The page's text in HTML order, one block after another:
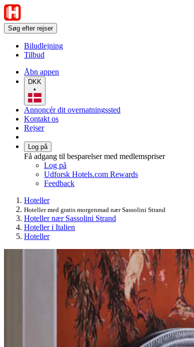
Søg efter rejser
Biludlejning
Tilbud
Åbn appen
DKK
•
Annoncér dit overnatningssted
Kontakt os
Rejser
Log på
Få adgang til besparelser med medlemspriser
Log på
Udforsk Hotels.com Rewards
Feedback
Hoteller
Hoteller med gratis morgenmad nær Sassolini Strand
Hoteller nær Sassolini Strand
Hoteller i Italien
Hoteller